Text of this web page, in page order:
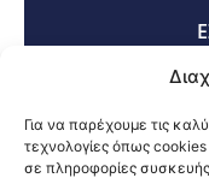
Για να παρέχουμε τις
τεχνολογίες όπως
σε πληροφορίες
ΕΣΠΑ 2014-2020